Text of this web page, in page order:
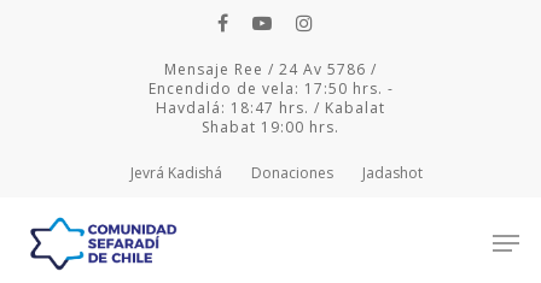
Mensaje Ree / 24 Av 5786 /
Encendido de vela: 17:50 hrs. -
Havdalá: 18:47 hrs. / Kabalat
Shabat 19:00 hrs.
Jevrá Kadishá Donaciones Jadashot